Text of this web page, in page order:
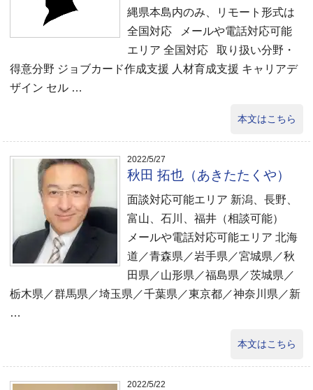
縄県本島内のみ、リモート形式は
全国対応 メールや電話対応可能
エリア 全国対応 取り扱い分野・
得意分野 ジョブカード作成支援 人材育成支援 キャリアデ
ザイン セル …
本文はこちら
2022/5/27
秋田 拓也（あきたたくや）
面談対応可能エリア 新潟、長野、
富山、石川、福井（相談可能）
メールや電話対応可能エリア 北海
道／青森県／岩手県／宮城県／秋
田県／山形県／福島県／茨城県／
栃木県／群馬県／埼玉県／千葉県／東京都／神奈川県／新
…
本文はこちら
2022/5/22